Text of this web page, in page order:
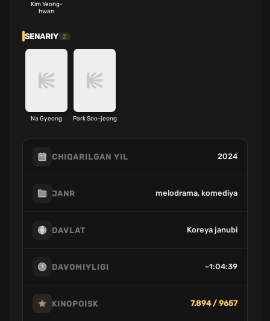
Kim Yeong-
hwan
SENARIY 2
Na Gyeong Park Soo-jeong
CHIQARILGAN YIL 2024
JANR melodrama, komediya
DAVLAT Koreya janubi
DAVOMIYLIGI ~1:04:39
KINOPOISK 7.894 / 9657